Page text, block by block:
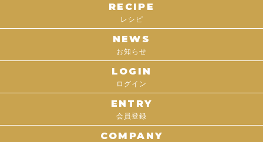
RECIPE
レシピ
NEWS
お知らせ
LOGIN
ログイン
ENTRY
会員登録
COMPANY